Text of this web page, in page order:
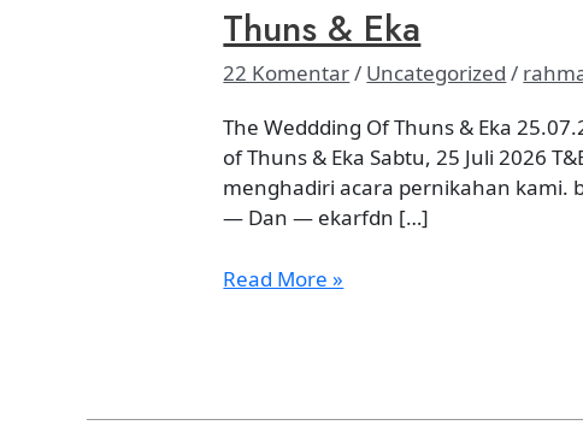
Thuns & Eka
22 Komentar/ Uncategorized /
The Weddding Of Thuns & Eka
of Thuns & Eka Sabtu, 25 Juli 2026
menghadiri acara pernikahan kami.
— Dan — ekarfdn […]
Thuns
&
Eka
Read More »